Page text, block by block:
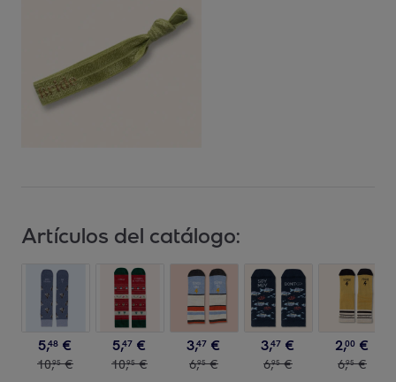
Artículos del catálogo:
5,48 €
10,95 €
5,47 €
10,95 €
3,47 €
6,95 €
3,47 €
6,95 €
2,00 €
6,95 €